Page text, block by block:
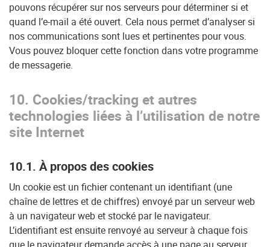
pouvons récupérer sur nos serveurs pour déterminer si et
quand l’e-mail a été ouvert. Cela nous permet d’analyser si
nos communications sont lues et pertinentes pour vous.
Vous pouvez bloquer cette fonction dans votre programme
de messagerie.
10. Cookies/tracking et autres
technologies liées à l’utilisation de notre
site Internet
10.1. À propos des cookies
Un cookie est un fichier contenant un identifiant (une
chaîne de lettres et de chiffres) envoyé par un serveur web
à un navigateur web et stocké par le navigateur.
L’identifiant est ensuite renvoyé au serveur à chaque fois